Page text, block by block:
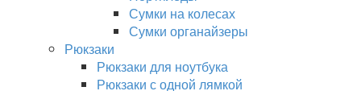
Сумки на колесах
Сумки органайзеры
Рюкзаки
Рюкзаки для ноутбука
Рюкзаки с одной лямкой